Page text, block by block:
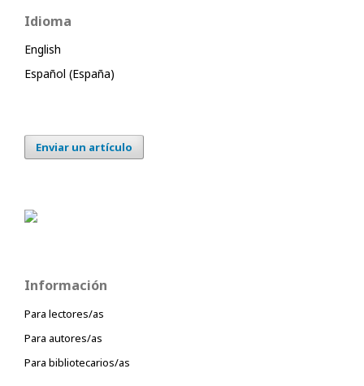
Idioma
English
Español (España)
Enviar un artículo
Información
Para lectores/as
Para autores/as
Para bibliotecarios/as